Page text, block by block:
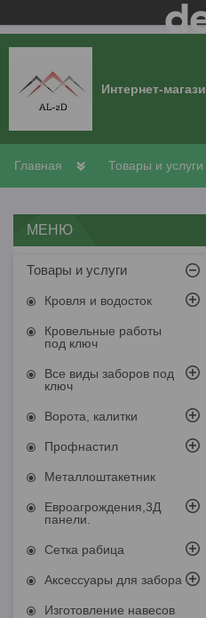
Интернет-
Главная Товары и услуги
Товары и услуги
Кровля и водосток
Кровельные работы
под ключ
Все виды заборов под
ключ
Ворота, калитки
Профнастил
Металлоштакетник
Евроагрождения,3Д
панели.
Сетка рабица
Аксессуары для забора
Изготовление навесов